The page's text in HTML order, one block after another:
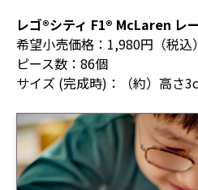
レゴ®シティ F1® McLaren レ
希望小売価格：1,980円（税込）
ピース数：86個
サイズ (完成時)：（約）高さ